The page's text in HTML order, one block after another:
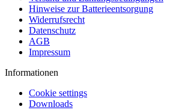
Hinweise zur Batterieentsorgung
Widerrufsrecht
Datenschutz
AGB
Impressum
Informationen
Cookie settings
Downloads